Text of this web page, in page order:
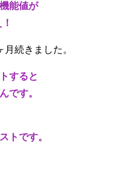
能値が
続きました。
すると
です。
トです。